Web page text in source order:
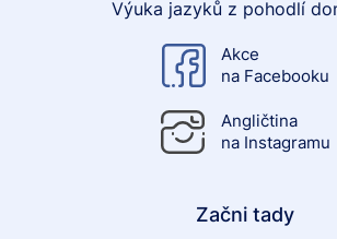
Výuka jazyků z pohodlí
Akce
na Facebooku
Angličtina
na Instagramu
Začni tady